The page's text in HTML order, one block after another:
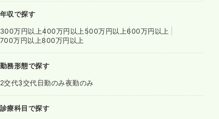
年収で探す
300万円以上400万円以上 500万円以上600万円以上
700万円以上800万円以上
勤務形態で探す
2交代3交代日勤のみ夜勤のみ
診療科目で探す